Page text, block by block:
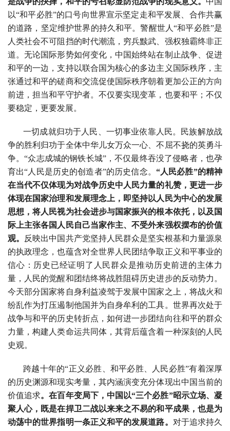
以“和平必胜”的口号向世界宣示坚定走和平发展、合作共赢
的道路，坚定维护世界的持久和平。警醒世人“和平必胜”是
人类社会不可阻挡的时代潮流，穷兵黩武、强权独霸终非正
道。无论国际形势如何变化，中国始终站在制止战争、促进
和平的一边，支持以联合国为核心的多边主义国际秩序，主
张通过和平的磋商和交流促使国际秩序朝着更加公正的方向
前进，担当和平守护者。不仅要实现变革，也要和平；不仅
要稳定，更要发展。
一切成就归功于人民、一切事业依靠人民。民族解放战
争的胜利归功于全体中华儿女万众一心、不屈不挠的英勇斗
争。“众志成城的钢铁长城”，不仅最终吞没了侵略者，也孕
育出“人民是历史的创造者”的历史信念。 “人民必胜”的精神
在当代不仅体现为对战争历史中人民力量的礼赞，更进一步
体现在国家治理和发展理念上，即坚持以人民为中心的发展
思想，将人民视为社会进步与国家振兴的根本依托，以及国
际上主张各国人民自己当家作主、不受外来强权摆布的价值
观。
反映出中国共产党坚持人民群众是坚实根基和力量源泉
的执政理念，也蕴含对全世界人民团结争取正义和平事业的
信心：历史已经证明了人民群众是推动历史前进的主体力
量，人民的觉醒和团结终将战胜阻碍历史进步的反动势力。
今天部分国家将自身利益凌驾于发展中国家之上，将战火和
纷乱作为打压遏制他国并为自身牟利的工具。世界再次处于
战争与和平的历史转折点，如何进一步团结向往和平的群众
力量，构建人类命运共同体，其背后蕴含着一种深刻的人民
史观。
跨越十年的“正义必胜、和平必胜、人民必胜”有着深厚
的历史渊源和现实考量，其内涵演变充分体现出中国当前的
价值追求。在百年变局下，中国以“三个必胜”昭示立场、凝
聚人心，既是在捍卫二战以来来之不易的和平成果，也是为
动荡中的世界指明一条正义和平的发展道路。 对于追求持久